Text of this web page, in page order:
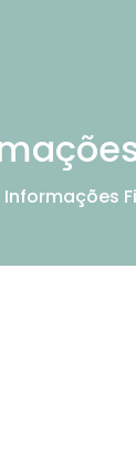
Informações